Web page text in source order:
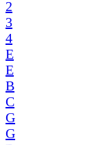
2
3
4
E
E
B
C
G
G